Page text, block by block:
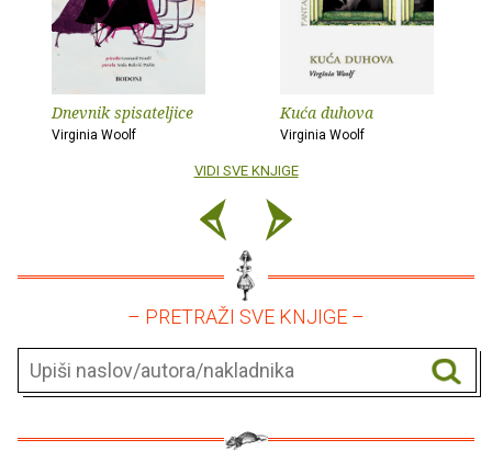
Dnevnik spisateljice
Virginia Woolf
Kuća duhova
Virginia Woolf
VIDI SVE KNJIGE
– PRETRAŽI SVE KNJIGE –